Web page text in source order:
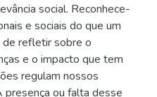
social. Reconhece-
e sociais do que um
refletir sobre o
e o impacto que tem
regulam nossos
presença ou falta desse